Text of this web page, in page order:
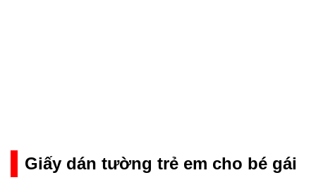
Giấy dán tường trẻ em cho bé gái